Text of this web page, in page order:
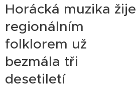
Horácká muzika žije
regionálním
folklorem už
bezmála tři
desetiletí